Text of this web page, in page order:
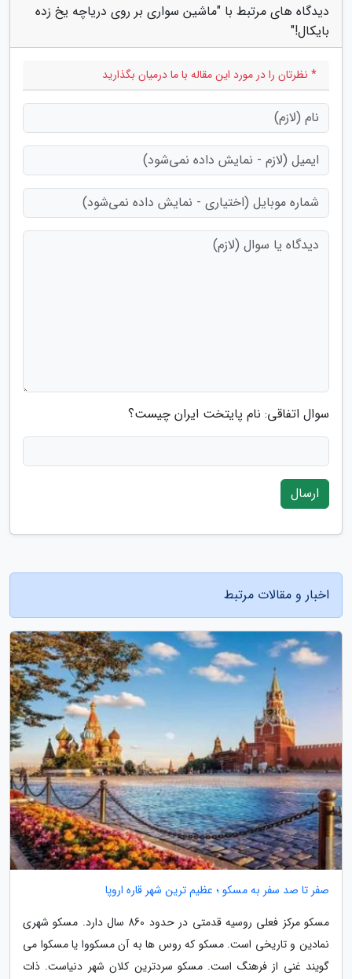
دیدگاه های مرتبط با "ماشین سواری بر روی دریاچه یخ زده
بایکال!"
* نظرتان را در مورد این مقاله با ما درمیان بگذارید
سوال اتفاقی: نام پایتخت ایران چیست؟
ارسال
اخبار و مقالات مرتبط
صفر تا صد سفر به مسکو ؛ عظیم ترین شهر قاره اروپا
مسکو مرکز فعلی روسیه قدمتی در حدود 860 سال دارد. مسکو شهری
نمادین و تاریخی است. مسکو که روس ها به آن مسکووا یا مسکوا می
گویند غنی از فرهنگ است. مسکو سردترین کلان شهر دنیاست. ذات